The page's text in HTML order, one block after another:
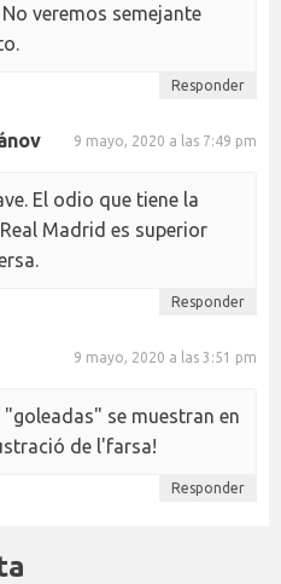
No veremos semejante
Responder
9 mayo, 2020 a las 7:49 pm
El odio que tiene la
Madrid es superior
Responder
9 mayo, 2020 a las 3:51 pm
se muestran en
de l'farsa!
Responder